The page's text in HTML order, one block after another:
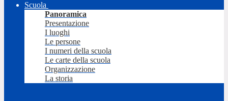
Scuola
Panoramica
Presentazione
I luoghi
Le persone
I numeri della scuola
Le carte della scuola
Organizzazione
La storia